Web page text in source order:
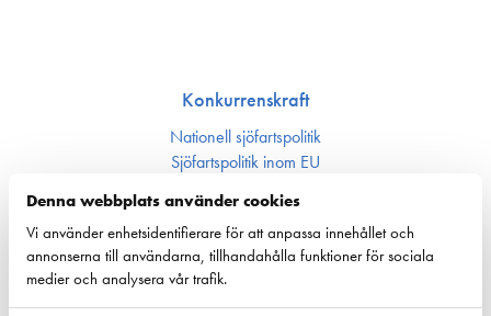
Denna webbplats använder cookies
Vi använder enhetsidentifierare för att anpassa innehållet och
annonserna till användarna, tillhandahålla funktioner för sociala
medier och analysera vår trafik.
Konkurrenskraft
Nationell sjöfartspolitik
Sjöfarts­politik inom EU
Ansvarsfullhet
Försörjnings­beredskap
Miljön och klimat